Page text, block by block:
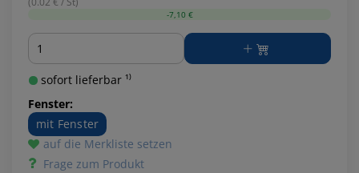
-7,10 €
Menge
sofort lieferbar ¹⁾
Fenster:
mit Fenster
auf die Merkliste setzen
Frage zum Produkt